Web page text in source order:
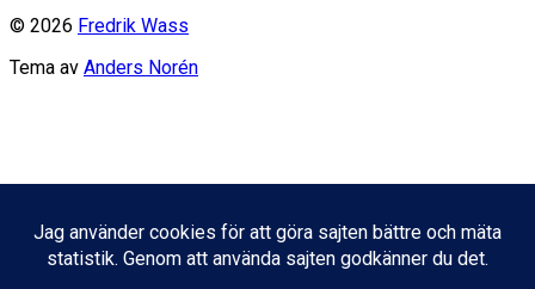
© 2026 Fredrik Wass
Tema av Anders Norén